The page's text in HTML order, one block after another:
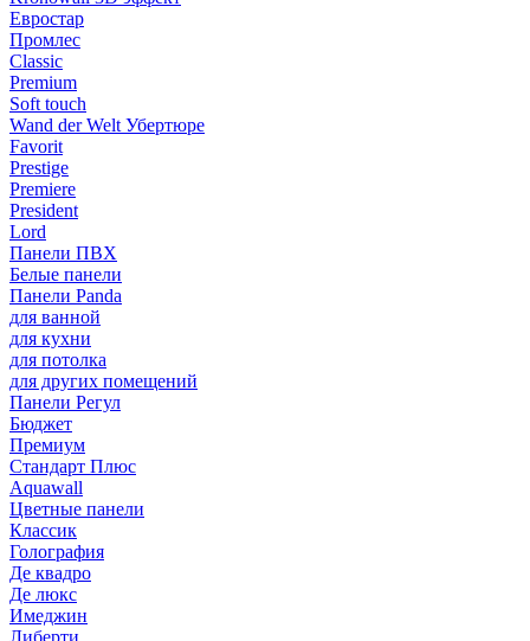
Евростар
Промлес
Classic
Premium
Soft touch
Wand der Welt Убертюре
Favorit
Prestige
Premiere
President
Lord
Панели ПВХ
Белые панели
Панели Panda
для ванной
для кухни
для потолка
для других помещений
Панели Регул
Бюджет
Премиум
Стандарт Плюс
Aquawall
Цветные панели
Классик
Голография
Де квадро
Де люкс
Имеджин
Либерти